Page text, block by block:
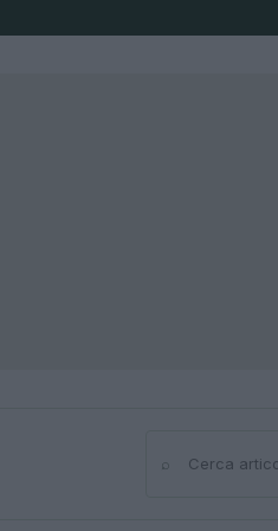
⌕Cerca